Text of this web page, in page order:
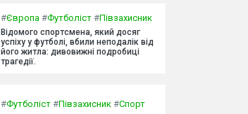
#Європа #Футболіст #Півзахисник
Відомого спортсмена, який досяг
успіху у футболі, вбили неподалік від
його житла: дивовижні подробиці
трагедії.
#Футболіст #Півзахисник #Спорт